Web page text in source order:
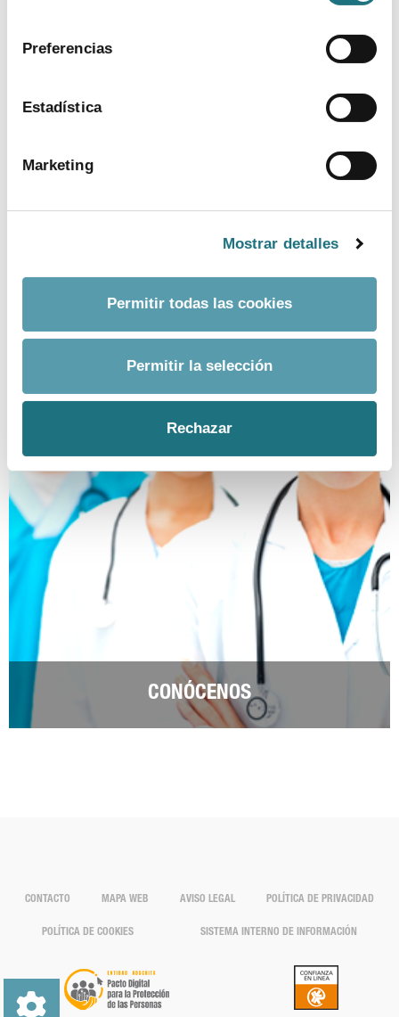
Preferencias
Estadística
Marketing
Mostrar detalles
Permitir todas las cookies
Permitir la selección
Rechazar
915 159 350
CONÓCENOS
CONTACTO MAPA WEB AVISO LEGAL POLÍTICA DE PRIVACIDAD
POLÍTICA DE COOKIES SISTEMA INTERNO DE INFORMACIÓN